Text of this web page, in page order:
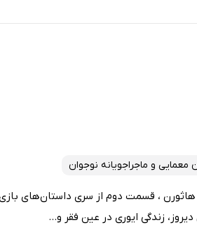
معمایی و ماجراجویانه نوجوان
هاثورن ، قسمت دوم از سری داستان‌های
زندگی ایوری در عین فقر و...